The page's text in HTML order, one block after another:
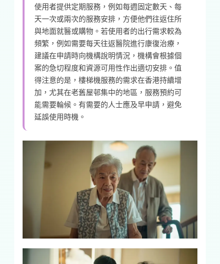
使用者提供定期服務，例如每週固定數天、每
天一次或兩次的服務安排，方便他們往返住所
與地面就醫或購物。若使用者的出行需求較為
頻繁，例如需要每天往返醫院進行康復治療，
建議在申請時向機構說明情況，機構會根據個
案的急切程度和資源可用性作出適切安排。值
得注意的是，樓梯機服務的需求在香港持續增
加，尤其在老舊屋邨集中的地區，服務預約可
能需要輪候。有需要的人士應及早申請，避免
延誤使用時機。